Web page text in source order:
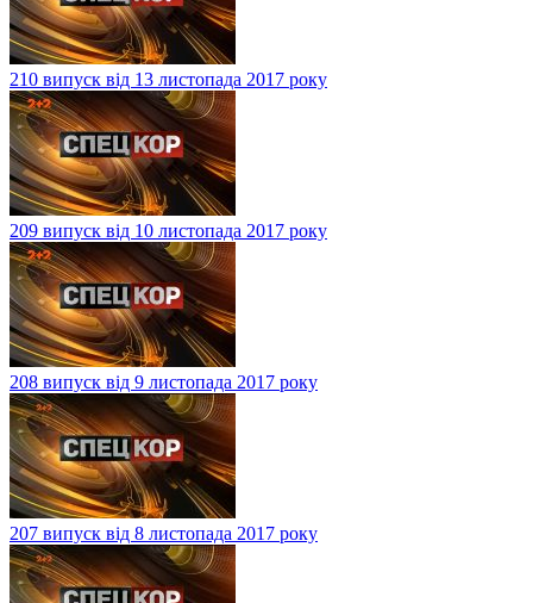
210 випуск від 13 листопада 2017 року
209 випуск від 10 листопада 2017 року
208 випуск від 9 листопада 2017 року
207 випуск від 8 листопада 2017 року